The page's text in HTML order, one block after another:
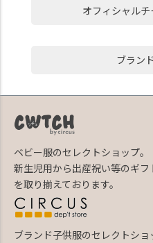
オフィシャル
ブラン
ベビー服のセレクトショップ。
新生児用から出産祝い等のギ
を取り揃えております。
ブランド子供服のセレクトショ